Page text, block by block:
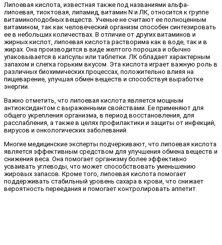
Липоевая кислота, известная также под названиями альфа-
липоевая, тиоктовая, липамид, витамин N и ЛК, относится к группе
витаминоподобных веществ. Ученые не считают ее полноценным
витамином, так как человеческий организм способен синтезировать
ее в небольших количествах. В отличие от других витаминов и
жирных кислот, липоевая кислота растворима как в воде, так и в
жирах. Она производится в виде желтого порошка и обычно
упаковывается в капсулы или таблетки. ЛК обладает характерным
запахом и слегка горьким вкусом. Эта кислота играет важную роль в
различных биохимических процессах, положительно влияя на
пищеварение, улучшая обмен веществ и способствуя выработке
энергии.
Важно отметить, что липоевая кислота является мощным
антиоксидантом с выраженными свойствами. Ее применяют для
общего укрепления организма, в период восстановления, для
расслабления, а также в целях профилактики и защиты от инфекций,
вирусов и онкологических заболеваний.
Многие медицинские эксперты подчеркивают, что липоевая кислота
является эффективным средством для улучшения обмена веществ и
снижения веса. Она помогает организму более эффективно
усваивать углеводы, что может способствовать уменьшению
жировых запасов. Кроме того, липоевая кислота помогает
поддерживать стабильный уровень сахара в крови, что снижает
вероятность переедания и помогает контролировать аппетит.